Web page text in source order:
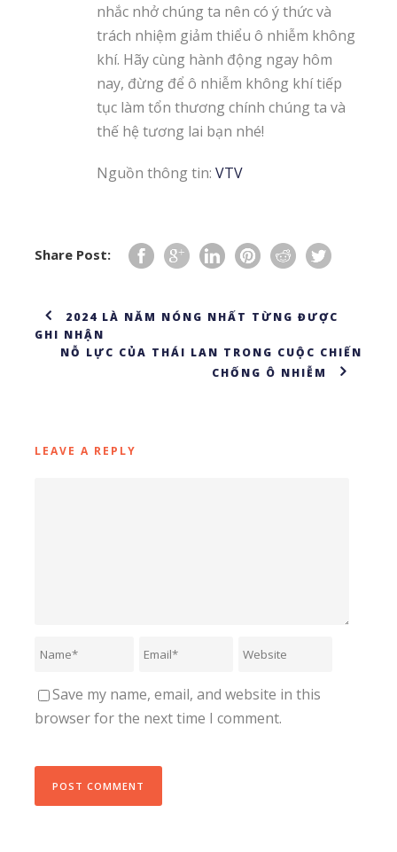
nhắc nhở chúng ta nên có ý thức và
trách nhiệm giảm thiểu ô nhiễm không
khí. Hãy cùng hành động ngay hôm
nay, đừng để ô nhiễm không khí tiếp
tục làm tổn thương chính chúng ta và
thế hệ tương lai bạn nhé!
Nguồn thông tin: VTV
Share Post:
2024 LÀ NĂM NÓNG NHẤT TỪNG ĐƯỢC
GHI NHẬN
NỖ LỰC CỦA THÁI LAN TRONG CUỘC CHIẾN
CHỐNG Ô NHIỄM
LEAVE A REPLY
Save my name, email, and website in this
browser for the next time I comment.